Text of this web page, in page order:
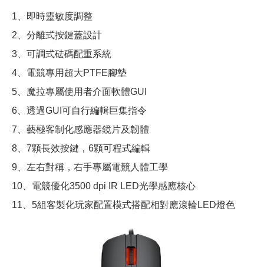
1、即時靈敏度調整
2、分離式按鍵蓋設計
3、可調式砝碼配重系統
4、電競專用超大PTFE腳墊
5、魔拉專屬使用者介面軟體GUI
6、透過GUI可自行編輯巨集指令
7、藝極客制化感應器鏡片及韌體
8、7顆長效按鍵，6顆可程式編輯
9、左右對稱，右手專屬電競人體工學
10、電競優化3500 dpi IR LED光學感應核心
11、5組客製化玩家配置模式搭配相對應滾輪LED燈色